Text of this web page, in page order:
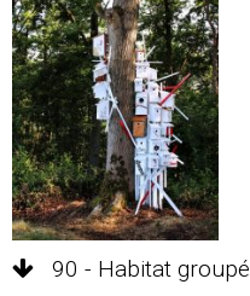
90 - Habitat groupé